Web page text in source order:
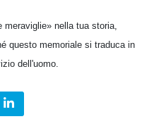
nella tua storia,
questo memoriale si traduca in
dell'uomo.